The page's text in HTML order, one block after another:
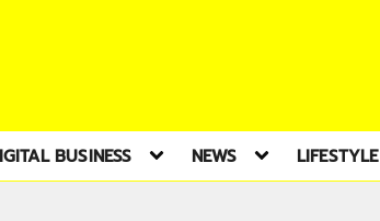
BUSINESS NEWS LIFESTYLE